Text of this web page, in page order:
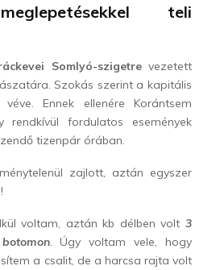
teli
Somlyó-szigetrevezetett
Szokás szerint a kapitális
Ennek ellenére Korántsem
rendkívül fordulatos események
tizenpár órában.
zajlott, aztán egyszer
voltam, aztán kb délben volt 3
. Úgy voltam vele, hogy
a csalit, de a harcsa rajta volt